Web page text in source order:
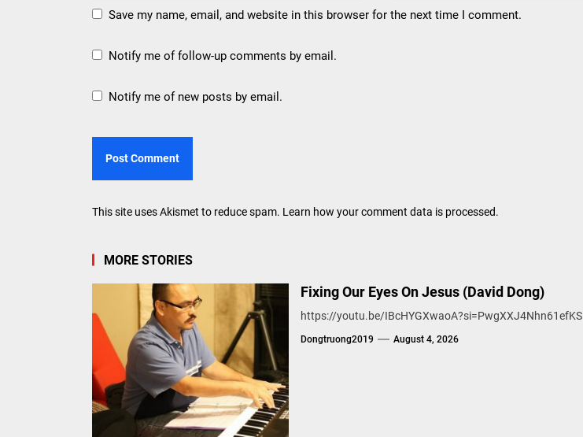
Save my name, email, and website in this browser for the next time I comment.
Notify me of follow-up comments by email.
Notify me of new posts by email.
This site uses Akismet to reduce spam. Learn how your comment data is processed.
MORE STORIES
Fixing Our Eyes On Jesus (David Dong)
https://youtu.be/IBcHYGXwaoA?si=PwgXXJ4Nhn61efKS
Dongtruong2019 August 4, 2026